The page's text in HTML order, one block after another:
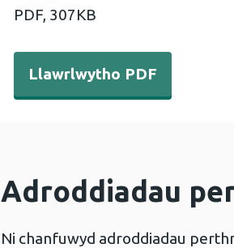
PDF, 307KB
Llawrlwytho PDF -
Llawrlwytho PDF
Adroddiadau
Ni chanfuwyd adroddiadau